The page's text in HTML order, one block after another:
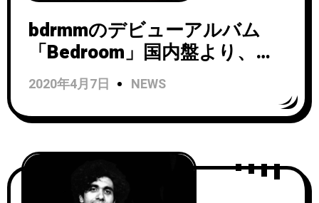
bdrmmのデビューアルバム
「Bedroom」国内盤より、
Andy Bell（Ride）によるリミ
ックス曲「A Reason To
Celebrate (GLOK Remix)」の
2020年4月7日 NEWS